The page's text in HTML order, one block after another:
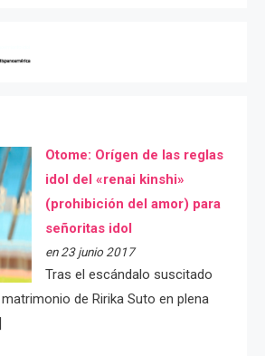
Otome: Orígen de las reglas
idol del «renai kinshi»
(prohibición del amor) para
señoritas idol
en 23 junio 2017
Tras el escándalo suscitado
de Ririka Suto en plena